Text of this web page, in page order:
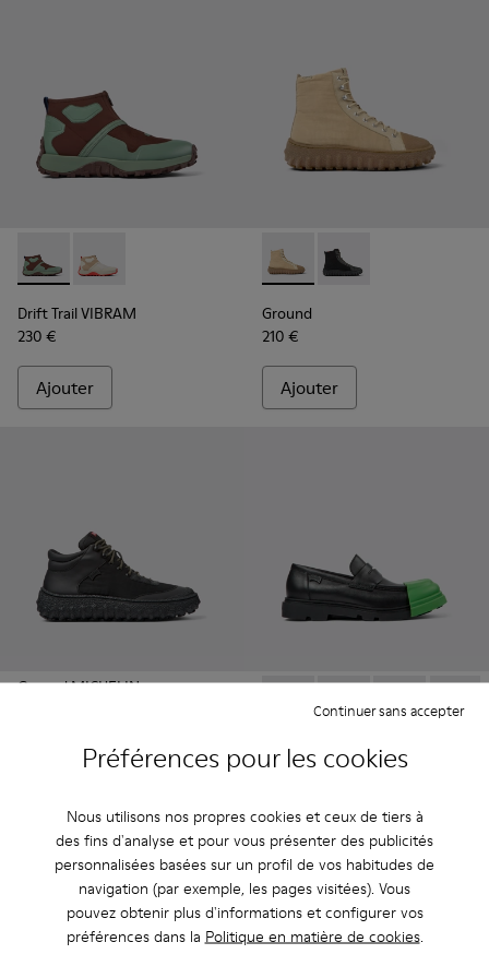
Préférences pour les cookies
Nous utilisons nos propres cookies et ceux de tiers à
des fins d'analyse et pour vous présenter des publicités
personnalisées basées sur un profil de vos habitudes de
navigation (par exemple, les pages visitées). Vous
pouvez obtenir plus d'informations et configurer vos
préférences dans la Politique en matière de cookies.
Continuer sans accepter
Drift Trail VIBRAM - K300487-002 - Bottines en PET
Drift Trail VIBRAM - K300487-001 - Bottines en
Drift Trail VIBRAM
230 €
Ajouter
Ground - K300405-010 -
Ground - K300405-
Ground
210 €
Ajouter
Ground MICHELIN
Ajouter
Junction - K100956-003 -
Junction - K100956-
Junction -
Junction
Ajouter